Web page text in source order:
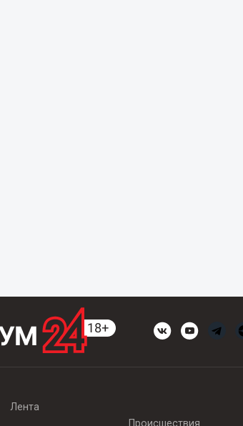
Лента
Происшествия